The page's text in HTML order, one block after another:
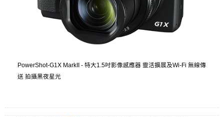
PowerShot-G1X MarkII - 特大1.5吋影像感應器 靈活擴展及Wi-Fi 無線傳
送 拍攝黑夜星光